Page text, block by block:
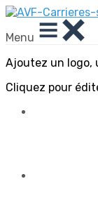
Menu
Ajoutez un logo,
Cliquez pour